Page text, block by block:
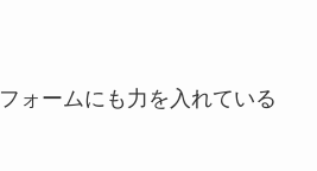
ォームにも力を入れている